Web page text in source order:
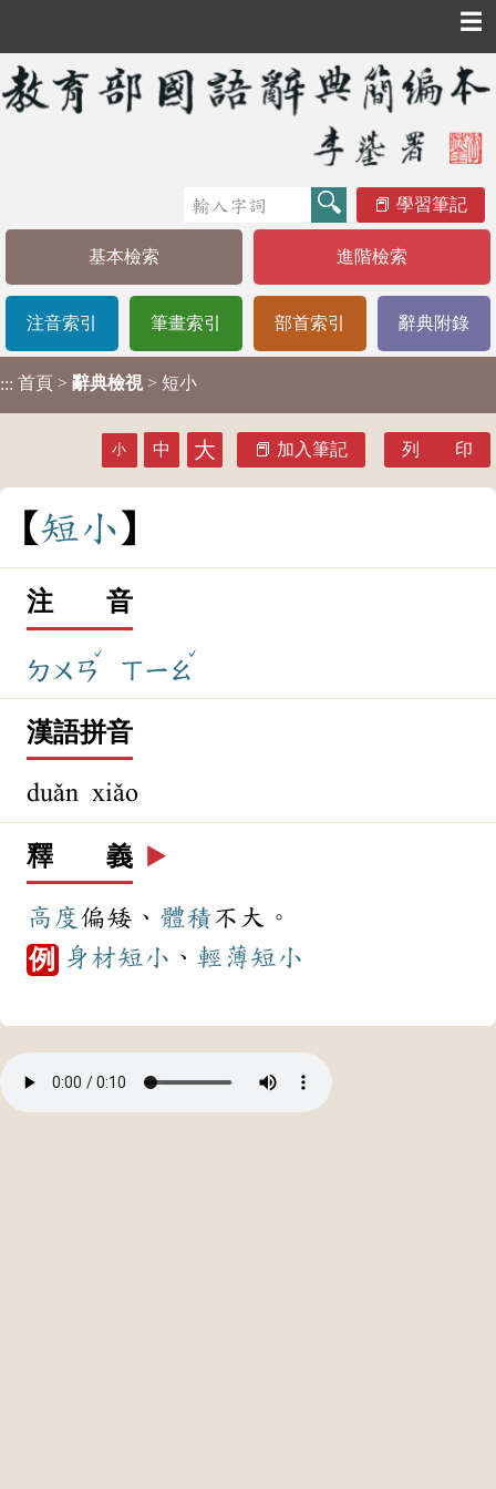
☰
學習筆記
基本檢索 進階檢索
注音索引 筆畫索引 部首索引 辭典附錄
::: 首頁 > 辭典檢視 > 短小
小 中 大 加入筆記 列 印
短小
注 音
ㄉㄨㄢ
ˇ
ㄒㄧㄠ
ˇ
漢語拼音
duǎn xiǎo
釋 義 ▶️
高度 偏矮、 體積不大。
例 身材短小 、 輕薄短小